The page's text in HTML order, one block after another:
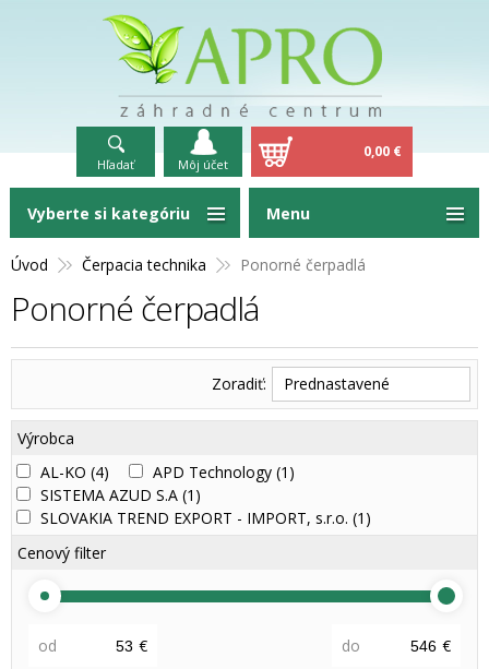
Hľadať Môj účet
0,00 €
Úvod Čerpacia technika Ponorné čerpadlá
Ponorné čerpadlá
Zoradiť: Prednastavené
Výrobca
AL-KO (4) APD Technology (1)
SISTEMA AZUD S.A (1)
SLOVAKIA TREND EXPORT - IMPORT, s.r.o. (1)
Cenový filter
od € do €
Vyberte si kategóriu Menu